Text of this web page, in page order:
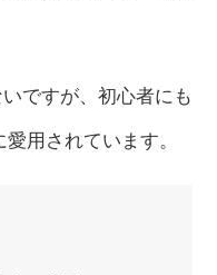
ですが、初心者にも
用されています。